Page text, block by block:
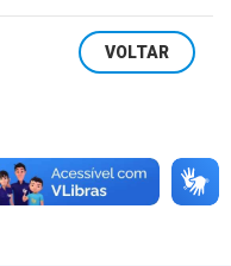
VOLTAR